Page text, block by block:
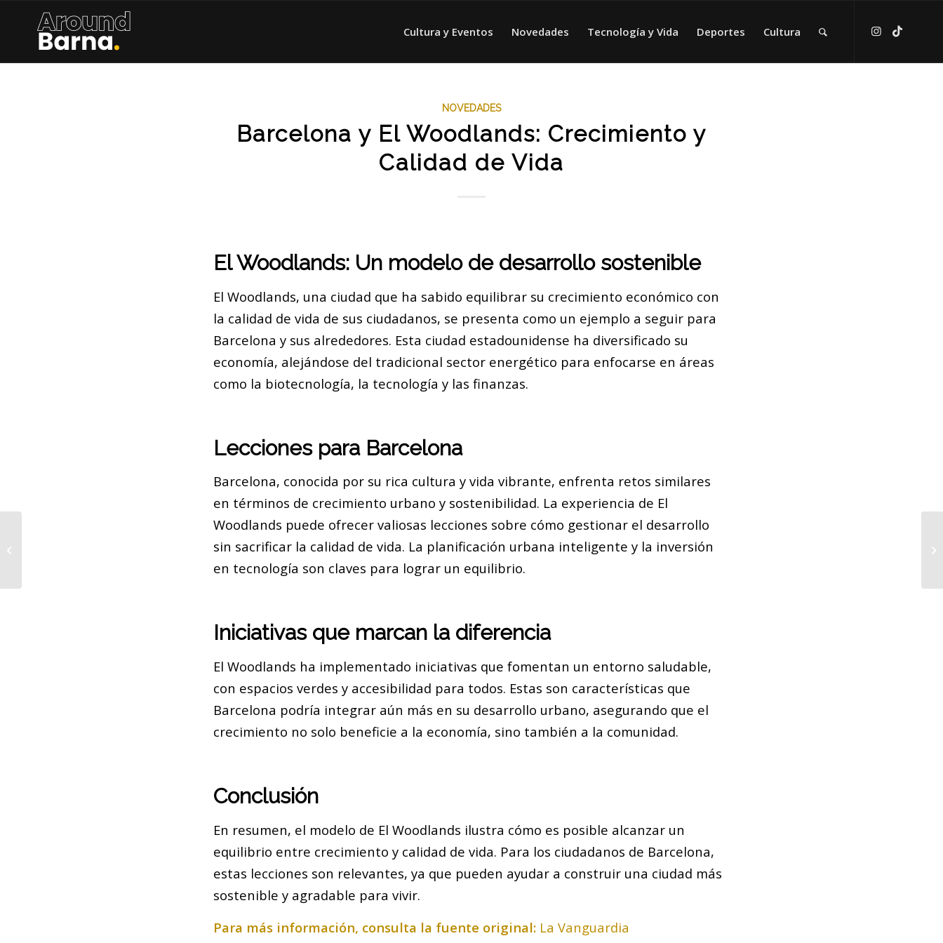
Cultura y Eventos Novedades Tecnología y Vida Deportes Cultura
NOVEDADES
Barcelona y El Woodlands: Crecimiento y
Calidad de Vida
El Woodlands: Un modelo de desarrollo sostenible
El Woodlands, una ciudad que ha sabido equilibrar su crecimiento económico con
la calidad de vida de sus ciudadanos, se presenta como un ejemplo a seguir para
Barcelona y sus alrededores. Esta ciudad estadounidense ha diversificado su
economía, alejándose del tradicional sector energético para enfocarse en áreas
como la biotecnología, la tecnología y las finanzas.
Lecciones para Barcelona
Barcelona, conocida por su rica cultura y vida vibrante, enfrenta retos similares
en términos de crecimiento urbano y sostenibilidad. La experiencia de El
Woodlands puede ofrecer valiosas lecciones sobre cómo gestionar el desarrollo
sin sacrificar la calidad de vida. La planificación urbana inteligente y la inversión
en tecnología son claves para lograr un equilibrio.
Iniciativas que marcan la diferencia
El Woodlands ha implementado iniciativas que fomentan un entorno saludable,
con espacios verdes y accesibilidad para todos. Estas son características que
Barcelona podría integrar aún más en su desarrollo urbano, asegurando que el
crecimiento no solo beneficie a la economía, sino también a la comunidad.
Conclusión
En resumen, el modelo de El Woodlands ilustra cómo es posible alcanzar un
equilibrio entre crecimiento y calidad de vida. Para los ciudadanos de Barcelona,
estas lecciones son relevantes, ya que pueden ayudar a construir una ciudad más
sostenible y agradable para vivir.
Para más información, consulta la fuente original: La Vanguardia